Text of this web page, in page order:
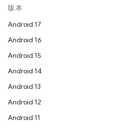
版本
Android 17
Android 16
Android 15
Android 14
Android 13
Android 12
Android 11